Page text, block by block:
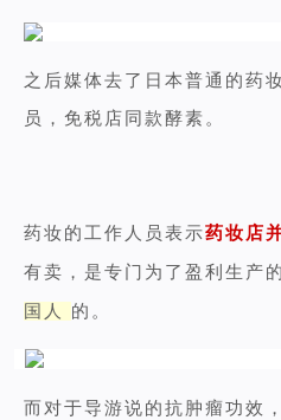
之后媒体去了日本普通的药
员，免税店同款酵素。
药妆的工作人员表示药妆店
有卖，是专门为了盈利生产
国人 的。
而对于导游说的抗肿瘤功效